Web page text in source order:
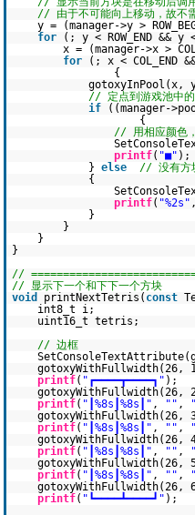
// 由于不可能向上移动，故不
y = (manager->y >
for
(; y < ROW_END &&
x = (manager->x >
for
(; x < COL_END
{
gotoxyInPool(x,
// 定点到游戏池中
if
((manager-
{
// 用相应颜色
printf( "■" );
} else
// 没有方
{
printf( "%2s"
}
}
}
}
//
// 显示下一个和下下一个方块
void
printNextTetris( const
int8_t i;
uint16_t tetris;
// 边框
gotoxyWithFullwidth(26,
printf( "┏━━━━┳━━━━┓" );
gotoxyWithFullwidth(26,
printf( "┃%8s┃%8s┃" , "" ,
gotoxyWithFullwidth(26,
printf( "┃%8s┃%8s┃" , "" ,
gotoxyWithFullwidth(26,
printf( "┃%8s┃%8s┃" , "" ,
gotoxyWithFullwidth(26,
printf( "┃%8s┃%8s┃" , "" ,
gotoxyWithFullwidth(26,
printf( "┗━━━━┻━━━━┛" );